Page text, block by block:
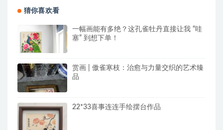
猜你喜欢看
一幅画能有多绝？这孔雀牡丹直接让我 “哇
塞” 到想下单！
赏画 | 傲雀寒枝：治愈与力量交织的艺术臻
品
22*33喜事连连手绘摆台作品